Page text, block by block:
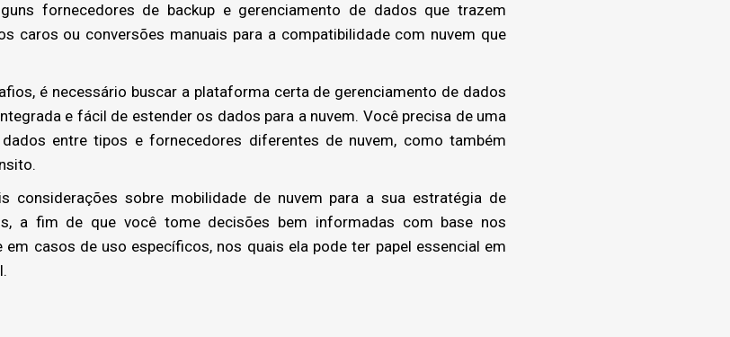
fornecedores de backup e gerenciamento de dados que trazem
caros ou conversões manuais para a compatibilidade com nuvem que
é necessário buscar a plataforma certa de gerenciamento de dados
e fácil de estender os dados para a nuvem. Você precisa de uma
entre tipos e fornecedores diferentes de nuvem, como também
considerações sobre mobilidade de nuvem para a sua estratégia de
a fim de que você tome decisões bem informadas com base nos
casos de uso específicos, nos quais ela pode ter papel essencial em